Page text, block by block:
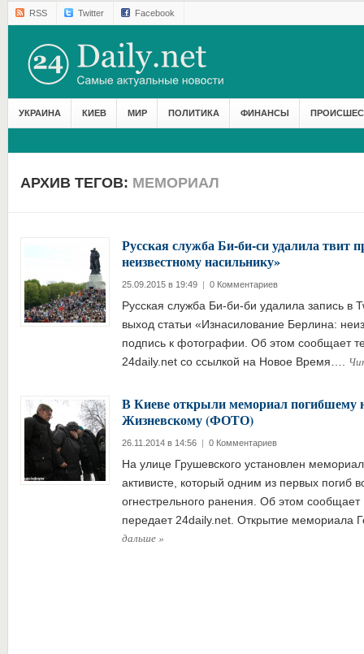
RSS Twitter Facebook
УКРАИНА КИЕВ МИР ПОЛИТИКА ФИНАНСЫ
АРХИВ ТЕГОВ: МЕМОРИАЛ
Русская служба Би-би-си удалила твит
неизвестному насильнику»
25.09.2015 в 19:49 | 0 Комментариев
Русская служба Би-би-би удалила запись в
выход статьи «Изнасилование Берлина:
подпись к фотографии. Об этом сообщает
24daily.net со ссылкой на Новое Время….
В Киеве открыли мемориал погибшему
Жизневскому (ФОТО)
26.11.2014 в 14:56 | 0 Комментариев
На улице Грушевского установлен
активисте, который одним из первых погиб
огнестрельного ранения. Об этом сообщает
передает 24daily.net. Открытие
дальше»